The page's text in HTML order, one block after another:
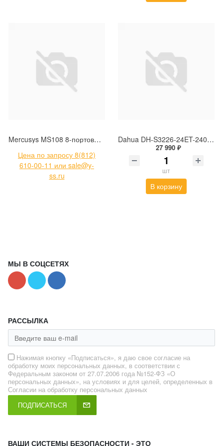
Mercusys MS108 8-портовый 10/100 Мбит/с настольный коммутатор, 8 портов RJ45 10/100 Мбит/с
Цена по запросу 8(812)
610-00-11 или sale@y-
ss.ru
Dahua DH-S3226-24ET-240 неуправляемый коммутатор с РоЕ
27 990 ₽
шт
В корзину
МЫ В СОЦСЕТЯХ
РАССЫЛКА
Нажимая кнопку «Подписаться», я даю свое согласие на
обработку моих персональных данных, в соответствии с
Федеральным законом от 27.07.2006 года №152-ФЗ «О
персональных данных», на условиях и для целей, определенных в
Согласии на обработку персональных данных
ПОДПИСАТЬСЯ
ВАШИ СИСТЕМЫ БЕЗОПАСНОСТИ - ЭТО